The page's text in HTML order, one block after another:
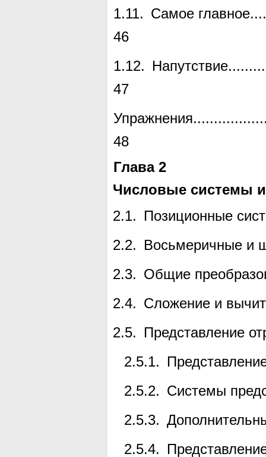
1.11. Самое главное
46
1.12. Напутствие
47
Упражнения
48
Глава 2
Числовые системы
2.1. Позиционные
2.2. Восьмеричные и
2.3. Общие
2.4. Сложение и
2.5. Представление
2.5.1.
2.5.2. Системы
2.5.3.
2.5.4.